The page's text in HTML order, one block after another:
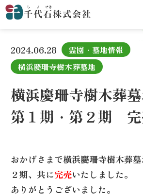
TOP お知らせ 横浜慶珊寺樹木葬墓地
売御礼
2024.06.28
霊園・墓地情報
横浜慶珊寺樹木葬墓地
横浜慶珊寺樹木葬
第１期・第２期
おかげさまで横浜慶珊寺樹木葬
２期、共に完売いたしました。
ありがとうございました。